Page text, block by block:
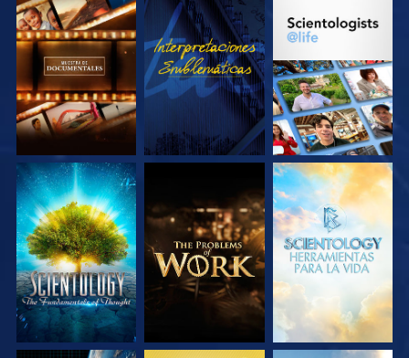
EXPLORA LAS
SERIES
VE
EXPLORA LAS
EXPLORA LAS
SERIES
EXPLORA LAS
SERIES
EXPLORA LAS
SERIES